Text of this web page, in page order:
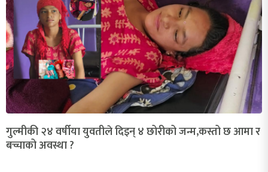
गुल्मीकी २४ वर्षीया युवतीले दिइन् ४ छोरीको जन्म,कस्तो छ आमा र
बच्चाको अवस्था ?